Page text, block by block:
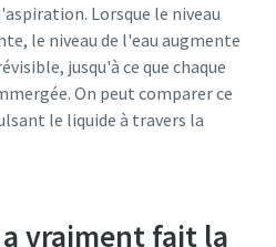
Lorsque le niveau
le niveau de l'eau augmente
jusqu'à ce que chaque
On peut comparer ce
le liquide à travers la
vraiment fait la